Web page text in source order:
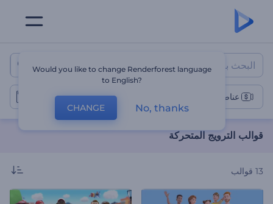
قوالب الترويج المتحركة
عناصر ترويج متحركة
قوالب الترويج المتحركة
13 قوالب
Would you like to change Renderforest language
to English?
CHANGE No, thanks